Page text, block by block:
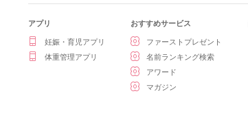
アプリ
妊娠・育児アプリ
体重管理アプリ
おすすめサービス
ファーストプレゼント
名前ランキング検索
アワード
マガジン